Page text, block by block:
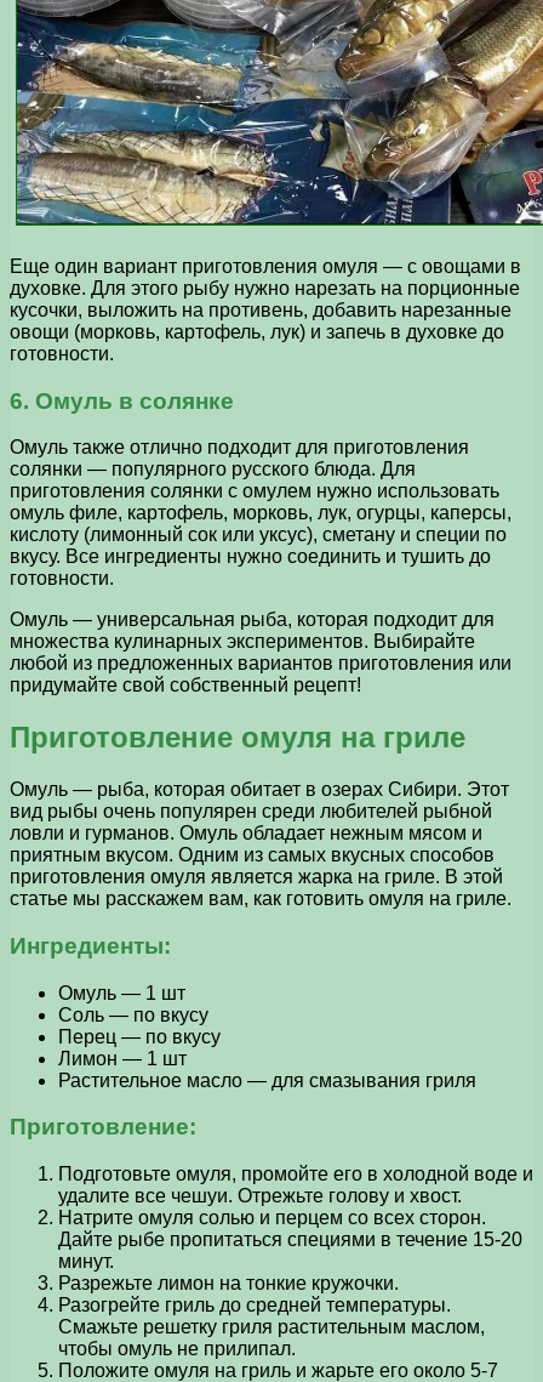
Еще один вариант приготовления омуля — с овощами в
духовке. Для этого рыбу нужно нарезать на порционные
кусочки, выложить на противень, добавить нарезанные
овощи (морковь, картофель, лук) и запечь в духовке до
готовности.
6. Омуль в солянке
Омуль также отлично подходит для приготовления
солянки — популярного русского блюда. Для
приготовления солянки с омулем нужно использовать
омуль филе, картофель, морковь, лук, огурцы, каперсы,
кислоту (лимонный сок или уксус), сметану и специи по
вкусу. Все ингредиенты нужно соединить и тушить до
готовности.
Омуль — универсальная рыба, которая подходит для
множества кулинарных экспериментов. Выбирайте
любой из предложенных вариантов приготовления или
придумайте свой собственный рецепт!
Приготовление омуля на гриле
Омуль — рыба, которая обитает в озерах Сибири. Этот
вид рыбы очень популярен среди любителей рыбной
ловли и гурманов. Омуль обладает нежным мясом и
приятным вкусом. Одним из самых вкусных способов
приготовления омуля является жарка на гриле. В этой
статье мы расскажем вам, как готовить омуля на гриле.
Ингредиенты:
Омуль — 1 шт
Соль — по вкусу
Перец — по вкусу
Лимон — 1 шт
Растительное масло — для смазывания гриля
Приготовление:
Подготовьте омуля, промойте его в холодной воде и
удалите все чешуи. Отрежьте голову и хвост.
Натрите омуля солью и перцем со всех сторон.
Дайте рыбе пропитаться специями в течение 15-20
минут.
Разрежьте лимон на тонкие кружочки.
Разогрейте гриль до средней температуры.
Смажьте решетку гриля растительным маслом,
чтобы омуль не прилипал.
Положите омуля на гриль и жарьте его около 5-7